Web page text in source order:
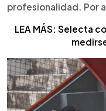
profesionalidad. Por
LEA MÁS: Selecta